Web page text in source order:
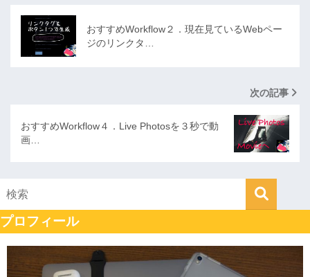
おすすめWorkflow２．現在見ているWebペー
ジのリンクタ…
次の記事
おすすめWorkflow４．Live Photosを３秒で動
画…
プロフィール